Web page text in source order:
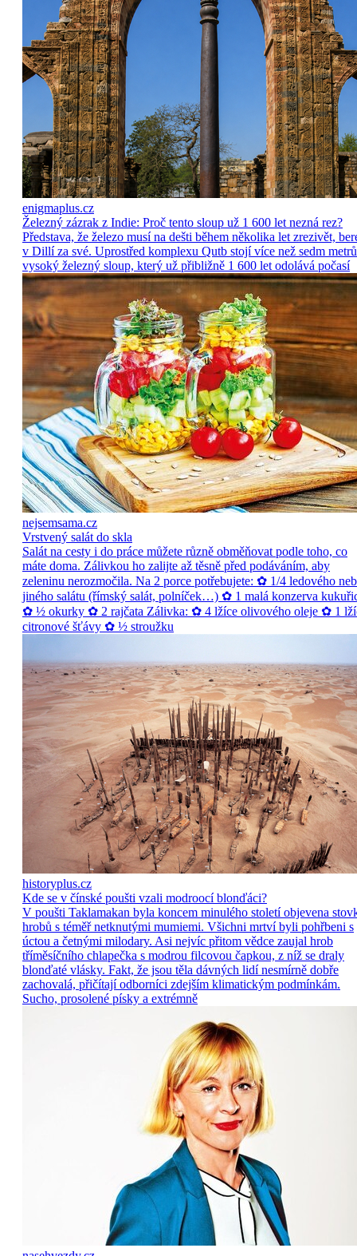
enigmaplus.cz
Železný zázrak z Indie: Proč tento sloup už 1 600 let nezná rez?
Představa, že železo musí na dešti během několika let zrezivět,
v Dillí za své. Uprostřed komplexu Qutb stojí více než sedm metrů
vysoký železný sloup, který už přibližně 1 600 let odolává počasí
nejsemsama.cz
Vrstvený salát do skla
Salát na cesty i do práce můžete různě obměňovat podle toho, co
máte doma. Zálivkou ho zalijte až těsně před podáváním, aby
zeleninu nerozmočila. Na 2 porce potřebujete: ✿ 1/4 ledového
jiného salátu (římský salát, polníček…) ✿ 1 malá konzerva
✿ ½ okurky ✿ 2 rajčata Zálivka: ✿ 4 lžíce olivového oleje ✿ 1
citronové šťávy ✿ ½ stroužku
historyplus.cz
Kde se v čínské poušti vzali modroocí blonďáci?
V poušti Taklamakan byla koncem minulého století objevena
hrobů s téměř netknutými mumiemi. Všichni mrtví byli pohřbeni s
úctou a četnými milodary. Asi nejvíc přitom vědce zaujal hrob
tříměsíčního chlapečka s modrou filcovou čapkou, z níž se draly
blonďaté vlásky. Fakt, že jsou těla dávných lidí nesmírně dobře
zachovalá, přičítají odborníci zdejším klimatickým podmínkám.
Sucho, prosolené písky a extrémně